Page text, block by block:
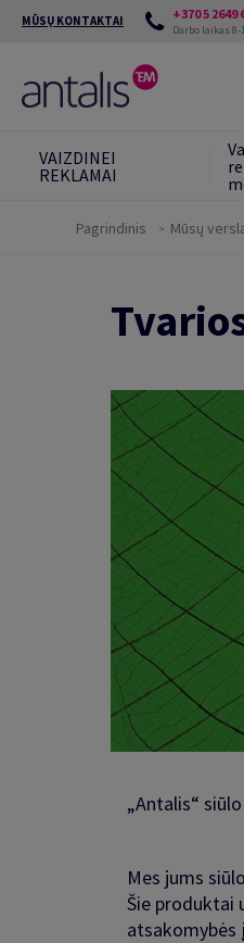
MŪSŲ KONTAKTAI +370 5 2649
Darbo laikas 8-
VAIZDINEI
REKLAMAI
Tvaresnės
Pagrindinis Mūsų
„Antalis“ siūlo
Mes jums
Šie produktai
atsakomybės